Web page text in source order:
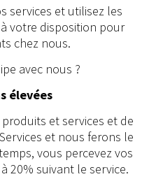
services et utilisez les
votre disposition pour
chez nous.
avec nous ?
élevées
et services et de
et nous ferons le
vous percevez vos
20% suivant le service.